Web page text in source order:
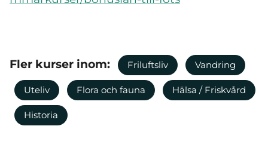
Fler kurser inom: Friluftsliv Vandring
Uteliv Flora och fauna Hälsa / Friskvård
Historia